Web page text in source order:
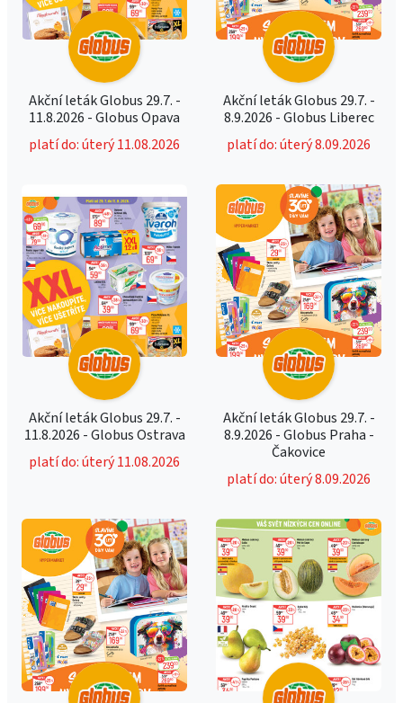
Akční leták Globus 29.7. -
11.8.2026 - Globus Opava
platí do: úterý 11.08.2026
Akční leták Globus 29.7. -
8.9.2026 - Globus Liberec
platí do: úterý 8.09.2026
Akční leták Globus 29.7. -
11.8.2026 - Globus Ostrava
platí do: úterý 11.08.2026
Akční leták Globus 29.7. -
8.9.2026 - Globus Praha -
Čakovice
platí do: úterý 8.09.2026